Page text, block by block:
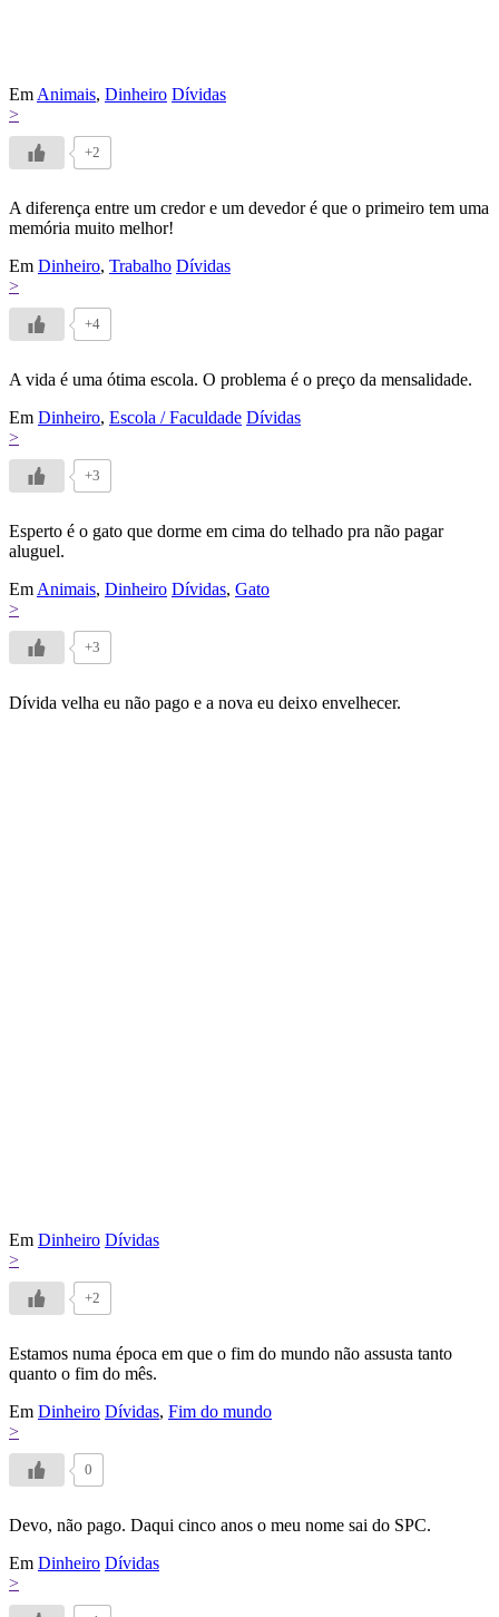
Em Animais, Dinheiro Dívidas
>
+2
A diferença entre um credor e um devedor é que o primeiro tem uma
memória muito melhor!
Em Dinheiro, Trabalho Dívidas
>
+4
A vida é uma ótima escola. O problema é o preço da mensalidade.
Em Dinheiro, Escola / Faculdade Dívidas
>
+3
Esperto é o gato que dorme em cima do telhado pra não pagar
aluguel.
Em Animais, Dinheiro Dívidas, Gato
>
+3
Dívida velha eu não pago e a nova eu deixo envelhecer.
Em Dinheiro Dívidas
>
+2
Estamos numa época em que o fim do mundo não assusta tanto
quanto o fim do mês.
Em Dinheiro Dívidas, Fim do mundo
>
0
Devo, não pago. Daqui cinco anos o meu nome sai do SPC.
Em Dinheiro Dívidas
>